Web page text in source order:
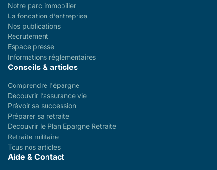
Notre parc immobilier
La fondation d’entreprise
Nos publications
Recrutement
Espace presse
Informations réglementaires
Conseils & articles
Comprendre l'épargne
Découvrir l’assurance vie
Prévoir sa succession
Préparer sa retraite
Découvrir le Plan Epargne Retraite
Retraite militaire
Tous nos articles
Aide & Contact